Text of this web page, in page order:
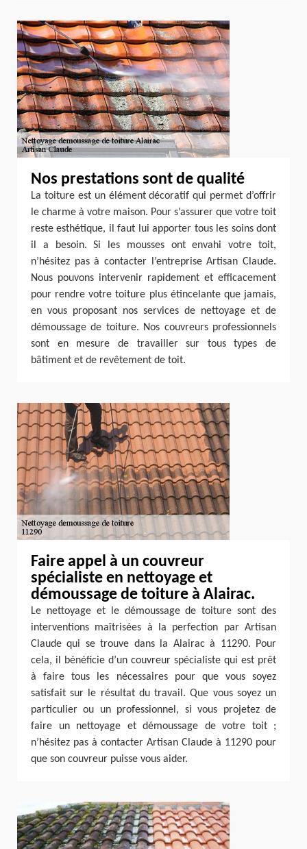
Nos prestations sont de qualité
La toiture est un élément décoratif qui permet d’offrir
le charme à votre maison. Pour s’assurer que votre toit
reste esthétique, il faut lui apporter tous les soins dont
il a besoin. Si les mousses ont envahi votre toit,
n’hésitez pas à contacter l’entreprise Artisan Claude.
Nous pouvons intervenir rapidement et efficacement
pour rendre votre toiture plus étincelante que jamais,
en vous proposant nos services de nettoyage et de
démoussage de toiture. Nos couvreurs professionnels
sont en mesure de travailler sur tous types de
bâtiment et de revêtement de toit.
Faire appel à un couvreur
spécialiste en nettoyage et
démoussage de toiture à Alairac.
Le nettoyage et le démoussage de toiture sont des
interventions maîtrisées à la perfection par Artisan
Claude qui se trouve dans la Alairac à 11290. Pour
cela, il bénéficie d’un couvreur spécialiste qui est prêt
à faire tous les nécessaires pour que vous soyez
satisfait sur le résultat du travail. Que vous soyez un
particulier ou un professionnel, si vous projetez de
faire un nettoyage et démoussage de votre toit ;
n’hésitez pas à contacter Artisan Claude à 11290 pour
que son couvreur puisse vous aider.